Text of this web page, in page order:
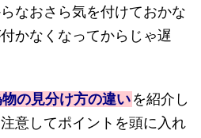
なおさら気を付けておかな
かなくなってからじゃ遅
の見分け方の違い を紹介し
意してポイントを頭に入れ